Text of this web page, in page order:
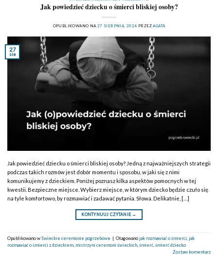
Jak powiedzieć dziecku o śmierci bliskiej osoby?
OPUBLIKOWANO NA 27 SIERPNIA, 2024 PRZEZAGATA
27
sie
Jak powiedzieć dziecku o śmierci bliskiej osoby? Jedną z najważniejszych strategii
podczas takich rozmów jest dobór momentu i sposobu, w jaki się z nimi
komunikujemy z dzieckiem. Poniżej poznasz kilka aspektów pomocnych w tej
kwestii. Bezpieczne miejsce. Wybierz miejsce, w którym dziecko będzie czuło się
na tyle komfortowo, by rozmawiać i zadawać pytania. Słowa. Delikatnie, […]
KONTYNUUJ CZYTANIE →
Opublikowano wŚwieckie ceremonie pogrzebowe | Otagowanojak rozmawiać o śmierci jak
rozmawiać o śmierci z dzieckiem mistrzyni ceremoni świeckich śmierć śmierć dziecko
Zostaw komentarz